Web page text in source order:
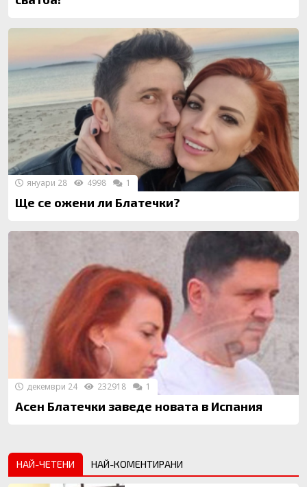
Ще се ожени ли Блатечки?
януари 28 4998 1
Асен Блатечки заведе новата в Испания
декември 24 232918 1
НАЙ-ЧЕТЕНИ НАЙ-КОМЕНТИРАНИ